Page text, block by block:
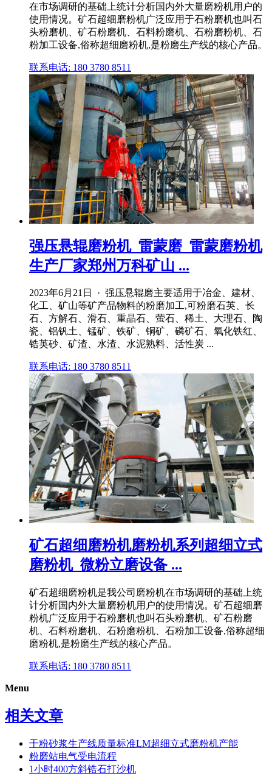
在市场调研的基础上统计分析国内外大量磨粉机用户的
使用情况。矿石超细磨粉机广泛应用于石粉磨机也叫石
头粉磨机、矿石粉磨机、石料粉磨机、石粉磨粉机、石
粉加工设备,俗称超细磨粉机,是粉磨生产线的核心产品。
联系电话: 180 3780 8511
强压悬辊磨粉机_雷蒙磨_雷蒙磨粉机
生产厂家郑州万科矿山 ...
2023年6月21日 · 强压悬辊磨主要适用于冶金、建材、
化工、矿山等矿产品物料的粉磨加工,可粉磨石英、长
石、方解石、滑石、重晶石、萤石、稀土、大理石、陶
瓷、铝钒土、锰矿、铁矿、铜矿、磷矿石、氧化铁红、
锆英砂、矿渣、水渣、水泥熟料、活性炭 ...
联系电话: 180 3780 8511
矿石超细磨粉机磨粉机系列超细立式
磨粉机_微粉立磨设备 ...
矿石超细磨粉机是我公司磨粉机在市场调研的基础上统
计分析国内外大量磨粉机用户的使用情况。矿石超细磨
粉机广泛应用于石粉磨机也叫石头粉磨机、矿石粉磨
机、石料粉磨机、石粉磨粉机、石粉加工设备,俗称超细
磨粉机,是粉磨生产线的核心产品。
联系电话: 180 3780 8511
Menu
相关文章
干粉砂浆生产线质量标准LM超细立式磨粉机产能
粉磨站电气受电流程
1小时400方斜锆石打沙机